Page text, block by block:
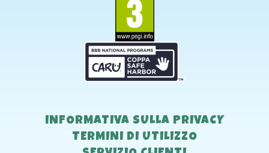
INFORMATIVA SULLA PRIVACY
TERMINI DI UTILIZZO